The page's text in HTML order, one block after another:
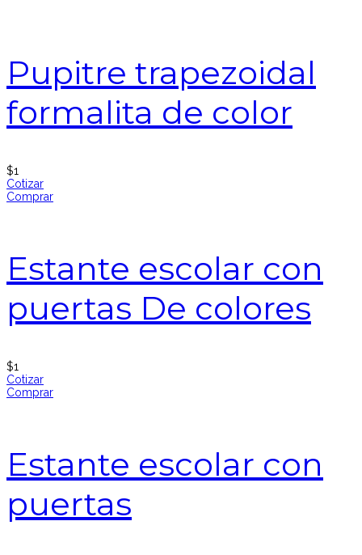
Pupitre trapezoidal
formalita de color
$1
Cotizar
Comprar
Estante escolar con
puertas De colores
$1
Cotizar
Comprar
Estante escolar con
puertas